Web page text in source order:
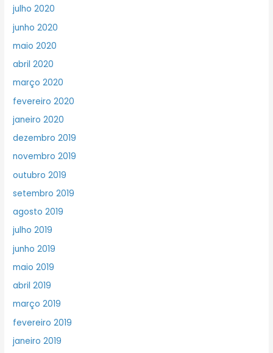
julho 2020
junho 2020
maio 2020
abril 2020
março 2020
fevereiro 2020
janeiro 2020
dezembro 2019
novembro 2019
outubro 2019
setembro 2019
agosto 2019
julho 2019
junho 2019
maio 2019
abril 2019
março 2019
fevereiro 2019
janeiro 2019